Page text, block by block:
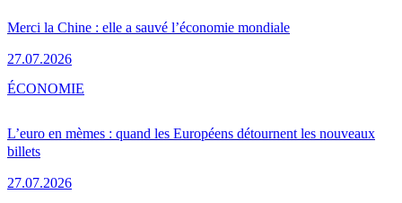
Merci la Chine : elle a sauvé l’économie mondiale
27.07.2026
L’euro en mèmes : quand les Européens détournent les nouveaux
billets
27.07.2026
ÉCONOMIE